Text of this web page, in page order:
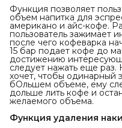
Функция позволяет
объем напитка для
американо и айс-кофе.
пользователь зажимает
после чего кофеварка
15 бар подает кофе до
достижению
следует нажать еще раз.
хочет, чтобы одинарный
бОльшем объеме, ему
дольше лить кофе и
желаемого объема.
Функция удаления